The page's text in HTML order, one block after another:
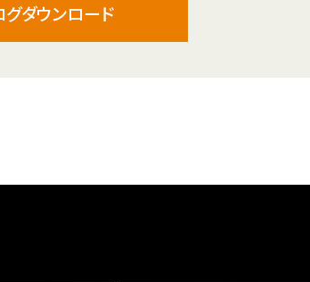
グダウンロード